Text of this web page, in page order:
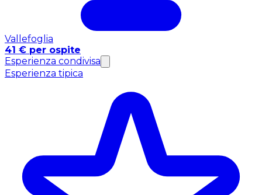
Vallefoglia
41 € per ospite
Esperienza condivisa
Esperienza tipica